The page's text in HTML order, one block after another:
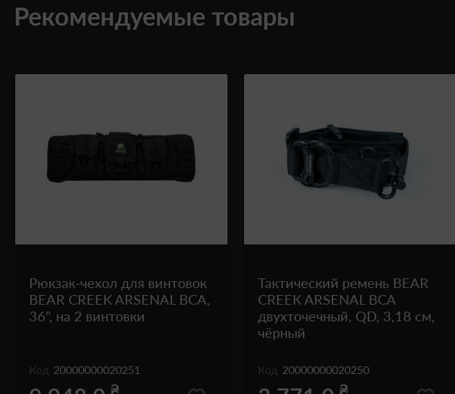
Рекомендуемые товары
Рюкзак-чехол для винтовок
BEAR CREEK ARSENAL BCA,
36", на 2 винтовки
Код 20000000020251
Тактический ремень BEAR
CREEK ARSENAL BCA
двухточечный, QD, 3,18 см,
чёрный
Код 20000000020250